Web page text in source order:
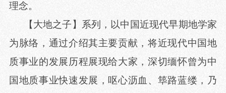
理念。
【大地之子】系列，以中国近现代早期地学家
为脉络，通过介绍其主要贡献，将近现代中国地
质事业的发展历程展现给大家，深切缅怀曾为中
国地质事业快速发展，呕心沥血、筚路蓝缕，乃